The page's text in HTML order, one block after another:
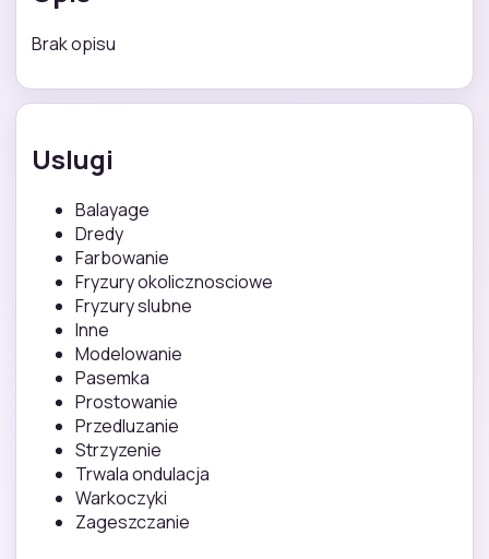
Brak opisu
Uslugi
Balayage
Dredy
Farbowanie
Fryzury okolicznosciowe
Fryzury slubne
Inne
Modelowanie
Pasemka
Prostowanie
Przedluzanie
Strzyzenie
Trwala ondulacja
Warkoczyki
Zageszczanie